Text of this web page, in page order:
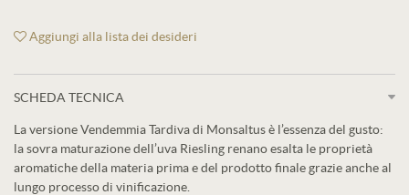
Aggiungi alla lista dei desideri
SCHEDA TECNICA
La versione Vendemmia Tardiva di Monsaltus è l’essenza del gusto:
la sovra maturazione dell’uva Riesling renano esalta le proprietà
aromatiche della materia prima e del prodotto finale grazie anche al
lungo processo di vinificazione.